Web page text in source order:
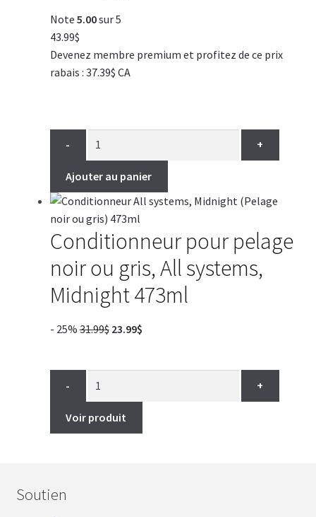
Note 5.00sur 5
43.99$
Devenez membre premium et profitez de ce prix
rabais : 37.39$ CA
- +
Ajouter au panier
Conditionneur pour pelage
noir ou gris, All systems,
Midnight 473ml
- 25%31.99$ Le
31.99$.
23.99$Le
23.99$.
- +
Voir produit
Soutien